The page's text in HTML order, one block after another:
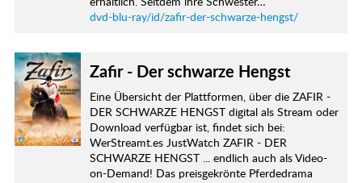
dvd-blu-ray/id/zafir-der-schwarze-hengst/
Zafir - Der schwarze Hengst
Eine Übersicht der Plattformen, über die ZAFIR -
DER SCHWARZE HENGST digital als Stream oder
Download verfügbar ist, findet sich bei:
WerStreamt.es JustWatch ZAFIR - DER
SCHWARZE HENGST ... endlich auch als Video-
on-Demand! Das preisgekrönte Pferdedrama